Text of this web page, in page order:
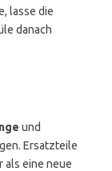
lasse die
danach
und
Ersatzteile
als eine neue